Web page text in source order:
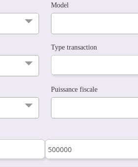
Model
Type transaction
Puissance fiscale